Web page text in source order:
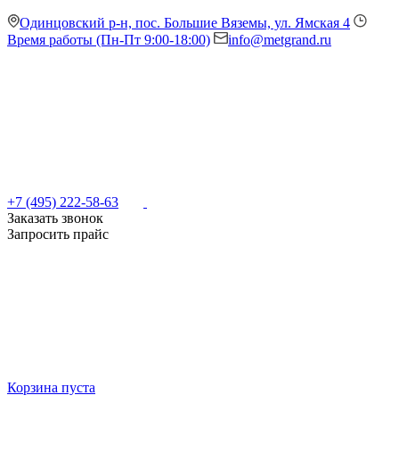
Одинцовский р-н, пос. Большие Вяземы, ул. Ямская 4
Время работы (Пн-Пт 9:00-18:00)
info@metgrand.ru
+7 (495) 222-58-63
Заказать звонок
Запросить прайс
Корзина пуста